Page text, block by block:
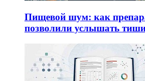
Пищевой шум: как
позволили услышать